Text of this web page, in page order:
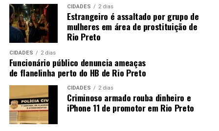
CIDADES 2 dias
Estrangeiro é assaltado por grupo de
mulheres em área de prostituição de
Rio Preto
CIDADES 2 dias
Funcionário público denuncia ameaças
de flanelinha perto do HB de Rio Preto
CIDADES 2 dias
Criminoso armado rouba dinheiro e
iPhone 11 de promotor em Rio Preto